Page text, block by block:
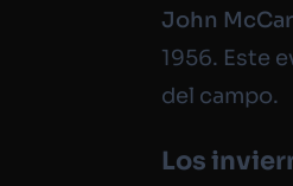
John
1956. Este
del campo.
Los